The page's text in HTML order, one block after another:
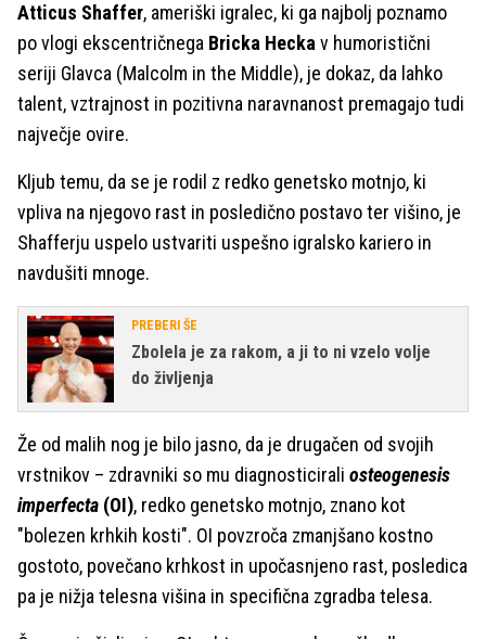
Atticus Shaffer, ameriški igralec, ki ga najbolj poznamo
po vlogi ekscentričnega Bricka Hecka v humoristični
seriji Glavca (Malcolm in the Middle), je dokaz, da lahko
talent, vztrajnost in pozitivna naravnanost premagajo tudi
največje ovire.
Kljub temu, da se je rodil z redko genetsko motnjo, ki
vpliva na njegovo rast in posledično postavo ter višino, je
Shafferju uspelo ustvariti uspešno igralsko kariero in
navdušiti mnoge.
PREBERI ŠE
Zbolela je za rakom, a ji to ni vzelo volje
do življenja
Že od malih nog je bilo jasno, da je drugačen od svojih
vrstnikov – zdravniki so mu diagnosticirali osteogenesis
imperfecta (OI), redko genetsko motnjo, znano kot
"bolezen krhkih kosti". OI povzroča zmanjšano kostno
gostoto, povečano krhkost in upočasnjeno rast, posledica
pa je nižja telesna višina in specifična zgradba telesa.